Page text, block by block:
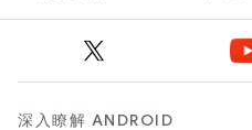
深入瞭解 ANDROID